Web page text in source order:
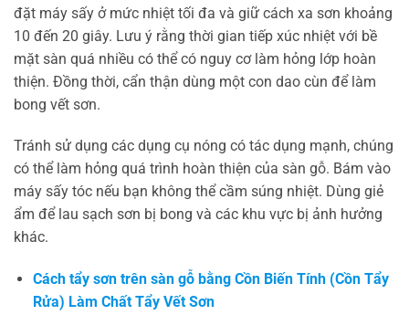
đặt máy sấy ở mức nhiệt tối đa và giữ cách xa sơn khoảng
10 đến 20 giây. Lưu ý rằng thời gian tiếp xúc nhiệt với bề
mặt sàn quá nhiều có thể có nguy cơ làm hỏng lớp hoàn
thiện. Đồng thời, cẩn thận dùng một con dao cùn để làm
bong vết sơn.
Tránh sử dụng các dụng cụ nóng có tác dụng mạnh, chúng
có thể làm hỏng quá trình hoàn thiện của sàn gỗ. Bám vào
máy sấy tóc nếu bạn không thể cầm súng nhiệt. Dùng giẻ
ẩm để lau sạch sơn bị bong và các khu vực bị ảnh hưởng
khác.
Cách tẩy sơn trên sàn gỗ bằng Cồn Biến Tính (Cồn Tẩy
Rửa) Làm Chất Tẩy Vết Sơn